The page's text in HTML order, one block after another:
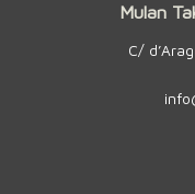
Mulan
C/